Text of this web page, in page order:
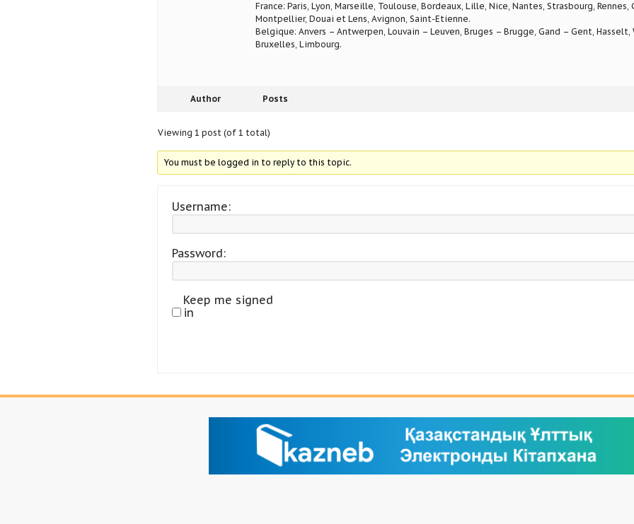
France: Paris, Lyon, Marseille, Toulouse, Bordeaux, Lille, Nice, Nantes, Strasbourg, Rennes,
Montpellier, Douai et Lens, Avignon, Saint-Etienne.
Belgique: Anvers – Antwerpen, Louvain – Leuven, Bruges – Brugge, Gand – Gent, Hasselt,
Bruxelles, Limbourg.
Author Posts
Viewing 1 post (of 1 total)
You must be logged in to reply to this topic.
Username:
Password:
Keep me signed
in